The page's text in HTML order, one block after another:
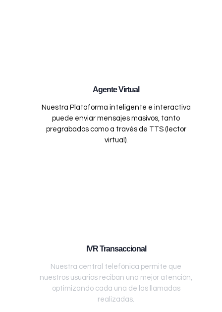
Agente Virtual
Nuestra Plataforma inteligente e interactiva
puede enviar mensajes masivos, tanto
pregrabados como a través de TTS (lector
virtual).
IVR Transaccional
Nuestra central telefónica permite que
nuestros usuarios reciban una mejor atención,
optimizando cada una de las llamadas
realizadas.